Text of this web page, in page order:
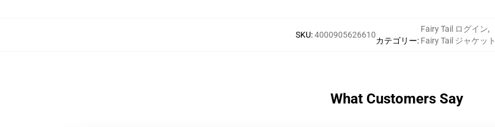
SKU:4000905626610
カテゴリー:
Fairy Tail ログイン,
Fairy Tail ジャケット
What Customers Say